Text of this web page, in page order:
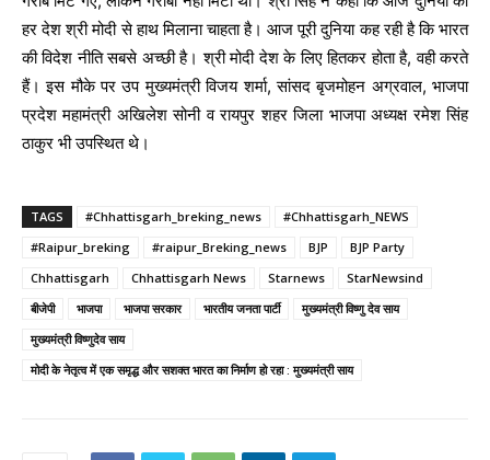
हर देश श्री मोदी से हाथ मिलाना चाहता है। आज पूरी दुनिया कह रही है कि भारत
की विदेश नीति सबसे अच्छी है। श्री मोदी देश के लिए हितकर होता है, वही करते
हैं। इस मौके पर उप मुख्यमंत्री विजय शर्मा, सांसद बृजमोहन अग्रवाल, भाजपा
प्रदेश महामंत्री अखिलेश सोनी व रायपुर शहर जिला भाजपा अध्यक्ष रमेश सिंह
ठाकुर भी उपस्थित थे।
TAGS #Chhattisgarh_breking_news
#Chhattisgarh_NEWS
#Raipur_breking
#raipur_Breking_news BJP
BJP Party
Chhattisgarh
Chhattisgarh News Starnews
StarNewsind
बीजेपी
भाजपा भाजपा सरकार भारतीय जनता पार्टी
मुख्यमंत्री विष्णु देव साय
मुख्यमंत्री विष्णुदेव साय
मोदी के नेतृत्व में एक समृद्ध और सशक्त भारत का निर्माण हो रहा : मुख्यमंत्री साय